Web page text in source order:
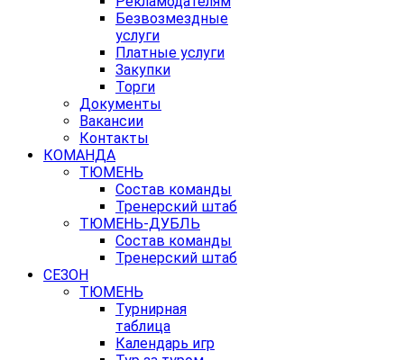
Безвозмездные
услуги
Платные услуги
Закупки
Торги
Документы
Вакансии
Контакты
КОМАНДА
ТЮМЕНЬ
Состав команды
Тренерский штаб
ТЮМЕНЬ-ДУБЛЬ
Состав команды
Тренерский штаб
СЕЗОН
ТЮМЕНЬ
Турнирная
таблица
Календарь игр